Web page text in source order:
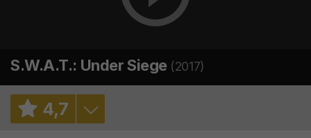
S.W.A.T.: Under Siege (2017)
4,7